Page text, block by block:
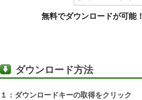
無料でダウンロードが可能！
ダウンロード方法
１：ダウンロードキーの取得をクリック